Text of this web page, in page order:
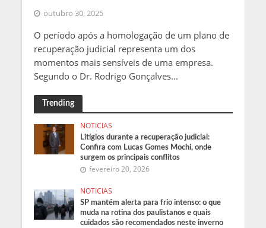
outubro 30, 2025
O período após a homologação de um plano de
recuperação judicial representa um dos
momentos mais sensíveis de uma empresa.
Segundo o Dr. Rodrigo Gonçalves...
Trending
NOTICIAS
Litígios durante a recuperação judicial:
Confira com Lucas Gomes Mochi, onde
surgem os principais conflitos
fevereiro 20, 2026
NOTICIAS
SP mantém alerta para frio intenso: o que
muda na rotina dos paulistanos e quais
cuidados são recomendados neste inverno